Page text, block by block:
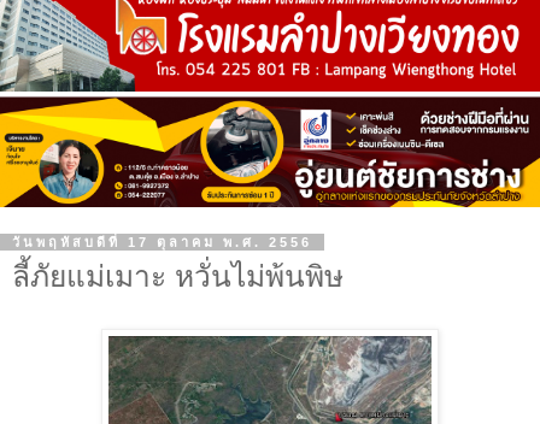
วันพฤหัสบดีที่ 17 ตุลาคม พ.ศ. 2556
ลี้ภัยแม่เมาะ หวั่นไม่พ้นพิษ